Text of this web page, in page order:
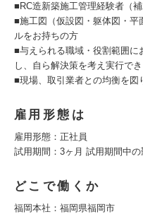
■RC造新築施工管理経験者（補
■施工図（仮設図・躯体図・平
ルをお持ちの方
■与えられる職域・役割範囲に
し、自ら解決策を考え実行で
■現場、取引業者との均衡を
雇用形態は
雇用形態：正社員
試用期間：3ヶ月 試用期間中
どこで働くか
福岡本社：福岡県福岡市